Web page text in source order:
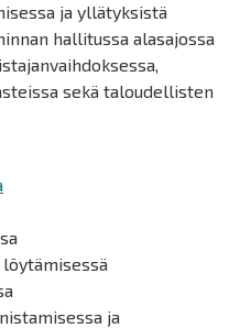
ja yllätyksistä
hallitussa alasajossa
sekä taloudellisten
ja